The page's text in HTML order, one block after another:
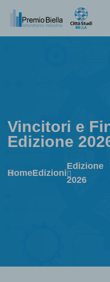
Vincitori e
Edizione
HomeEdizioni
Edizione
2026